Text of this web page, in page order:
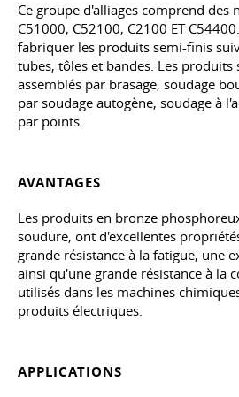
Ce groupe d'alliages comprend des
C51000, C52100, C2100 ET
fabriquer les produits semi-finis
tubes, tôles et bandes. Les
assemblés par brasage, soudage
par soudage autogène, soudage à
par points.
AVANTAGES
Les produits en bronze
soudure, ont d'excellentes
grande résistance à la fatigue, une
ainsi qu'une grande résistance à la
utilisés dans les machines
produits électriques.
APPLICATIONS